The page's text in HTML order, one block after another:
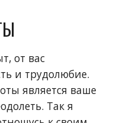
от вас
и трудолюбие.
является ваше
Так я